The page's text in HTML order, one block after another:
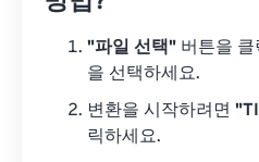
"파일 선택" 버튼을 클
을 선택하세요.
변환을 시작하려면
릭하세요.